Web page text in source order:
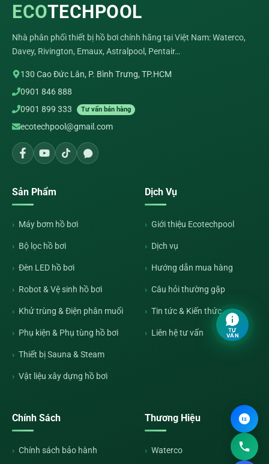
ECOTECHPOOL
Nhà phân phối thiết bị hồ bơi chính hãng tại Việt Nam: Waterco,
Davey, Rivington, Emaux, Astralpool, Pentair…
130 Cao Đức Lân, P. Bình Trưng, TP.HCM
0901 846 888
0901 899 333
Tư vấn bán hàng
ecotechpool@gmail.com
Sản Phẩm
Máy bơm hồ bơi
Bộ lọc hồ bơi
Đèn LED hồ bơi
Robot & Vệ sinh hồ bơi
Khử trùng & Điện phân muối
Phụ kiện & Phụ tùng hồ bơi
Thiết bị Sauna & Steam
Vật liệu xây dựng hồ bơi
Dịch Vụ
Giới thiệu Ecotechpool
Dịch vụ
Hướng dẫn mua hàng
Câu hỏi thường gặp
Tin tức & Kiến thức
Liên hệ tư vấn
Chính Sách
Chính sách bảo hành
Thương Hiệu
Waterco
TƯ
VẤN